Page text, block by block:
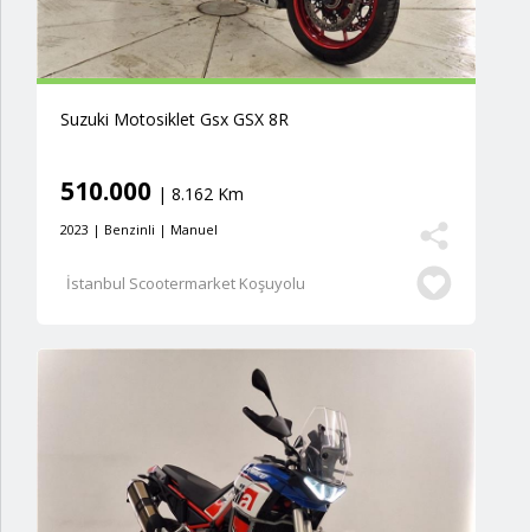
Suzuki Motosiklet Gsx GSX 8R
510.000 | 8.162 Km
2023 | Benzinli | Manuel
İstanbul Scootermarket Koşuyolu